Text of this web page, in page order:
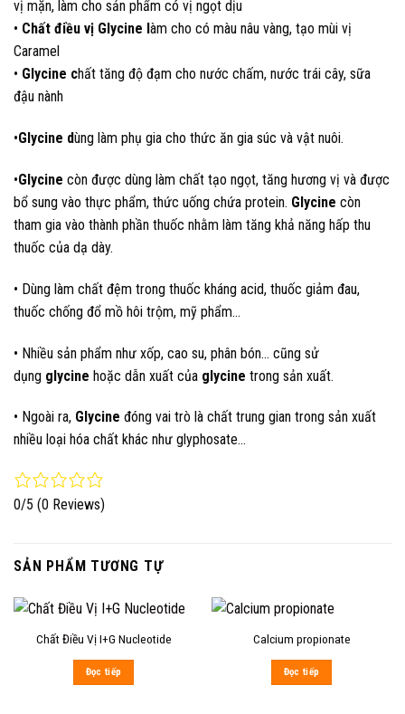
vị mặn, làm cho sản phẩm có vị ngọt dịu
• Chất điều vị Glycine àm cho có màu nâu vàng, tạo mùi vị
Caramel
• Glycine chất tăng độ đạm cho nước chấm, nước trái cây, sữa
đậu nành
•Glycine dùng làm phụ gia cho thức ăn gia súc và vật nuôi.
•Glycine còn được dùng làm chất tạo ngọt, tăng hương vị và được
bổ sung vào thực phẩm, thức uống chứa protein. Glycine còn
tham gia vào thành phần thuốc nhằm làm tăng khả năng hấp thu
thuốc của dạ dày.
• Dùng làm chất đệm trong thuốc kháng acid, thuốc giảm đau,
thuốc chống đổ mồ hôi trộm, mỹ phẩm…
• Nhiều sản phẩm như xốp, cao su, phân bón… cũng sử
dụng glycine hoặc dẫn xuất của glycine trong sản xuất.
• Ngoài ra, Glycine đóng vai trò là chất trung gian trong sản xuất
nhiều loại hóa chất khác như glyphosate…
0/5 (0 Reviews)
SẢN PHẨM TƯƠNG TỰ
Chất Điều Vị I+G Nucleotide
Đọc tiếp
Calcium propionate
Đọc tiếp